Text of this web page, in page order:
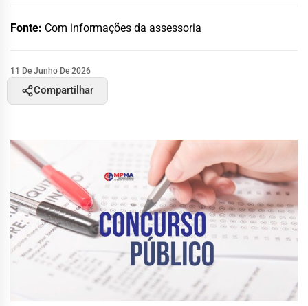
Fonte: Com informações da assessoria
11 De Junho De 2026
Compartilhar